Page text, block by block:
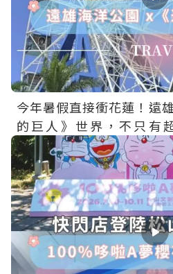
今年暑假直接衝花蓮！遠
的巨人》世界，不只有
輪」，還有主題場景、限
收集